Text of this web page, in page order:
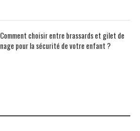
Comment choisir entre brassards et gilet de
nage pour la sécurité de votre enfant ?